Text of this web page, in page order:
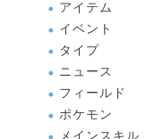
アイテム
イベント
タイプ
ニュース
フィールド
ポケモン
メインスキル